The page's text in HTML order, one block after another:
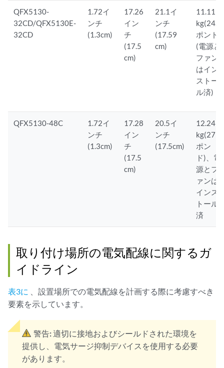
QFX5130-
32CD/QFX5130E-
32CD
1.72イ
ンチ
(1.3cm)
17.26
イン
チ
(17.5
cm)
21.1イ
ンチ
(17.59
cm)
11.11
kg(24.5
ポンド)
(電源と
ファン
はイン
ストー
ル済)
QFX5130-48C
1.72イ
ンチ
(1.3cm)
17.28
イン
チ
(17.5
cm)
20.5イ
ンチ
(17.5cm)
12.24
kg(27
ポン
ド)、電
源とフ
ァンは
インス
トール
済
取り付け場所の電気配線に関するガ
イドライン
表3に
、設置場所での電気配線を計画する際に考慮すべき
要素を示しています。
警告:適切に接地およびシールドされた環境を
提供し、電気サージ抑制デバイスを使用する必要
があります。